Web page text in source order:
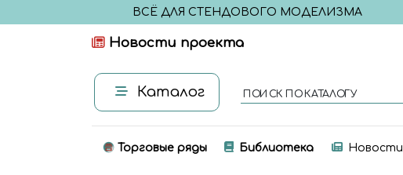
ВСЁ ДЛЯ СТЕНДОВОГО МОДЕЛИЗМА
Новости проекта
Каталог ПОИСК ПО КАТАЛОГУ
Торговые ряды Библиотека Новости